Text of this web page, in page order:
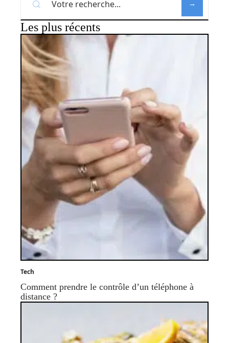
Les plus récents
Tech
Comment prendre le contrôle d’un téléphone à
distance ?